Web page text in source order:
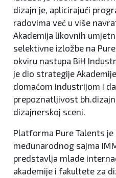
dizajn je, aplicirajući
radovima već u više
Akademija likovnih
selektivne izložbe na
okviru nastupa BiH
je dio strategije
domaćom industrijom i
prepoznatljivost
dizajnerskoj sceni.
Platforma Pure Talents
međunarodnog sajma
predstavlja mlade
akademije i fakultete za